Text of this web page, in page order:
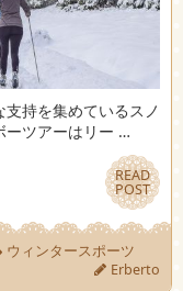
持を集めているスノ
ーツアーはリー …
READ
POST
READ
POST
ウィンタースポーツ
Erberto